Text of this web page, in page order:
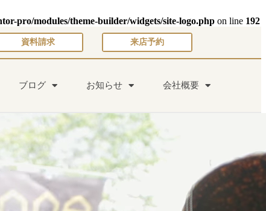
pro/modules/theme-builder/widgets/site-logo.php on line 192
資料請求 来店予約
ブログ お知らせ 会社概要